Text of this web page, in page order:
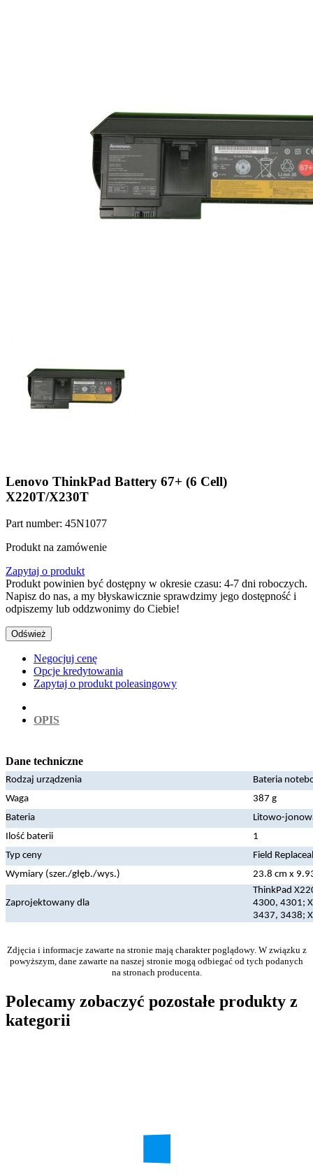
Lenovo ThinkPad Battery 67+ (6 Cell)
X220T/X230T
Part number: 45N1077
Produkt na zamówenie
Zapytaj o produkt
Produkt powinien być dostępny w okresie czasu: 4-7 dni roboczych.
Napisz do nas, a my błyskawicznie sprawdzimy jego dostępność i
odpiszemy lub oddzwonimy do Ciebie!
Negocjuj cenę
Opcje kredytowania
Zapytaj o produkt poleasingowy
OPIS
Dane techniczne
Rodzaj urządzenia
Bateria
Waga
387 g
Bateria
Litowo-
Ilość baterii
1
Typ ceny
Field
Wymiary (szer./głęb./wys.)
23.8 cm x
Zaprojektowany dla
ThinkPad
4300, 4301;
3437, 3438;
Zdjęcia i informacje zawarte na stronie mają charakter poglądowy. W związku z
powyższym, dane zawarte na naszej stronie mogą odbiegać od tych podanych
na stronach producenta.
Polecamy zobaczyć pozostałe produkty z
kategorii